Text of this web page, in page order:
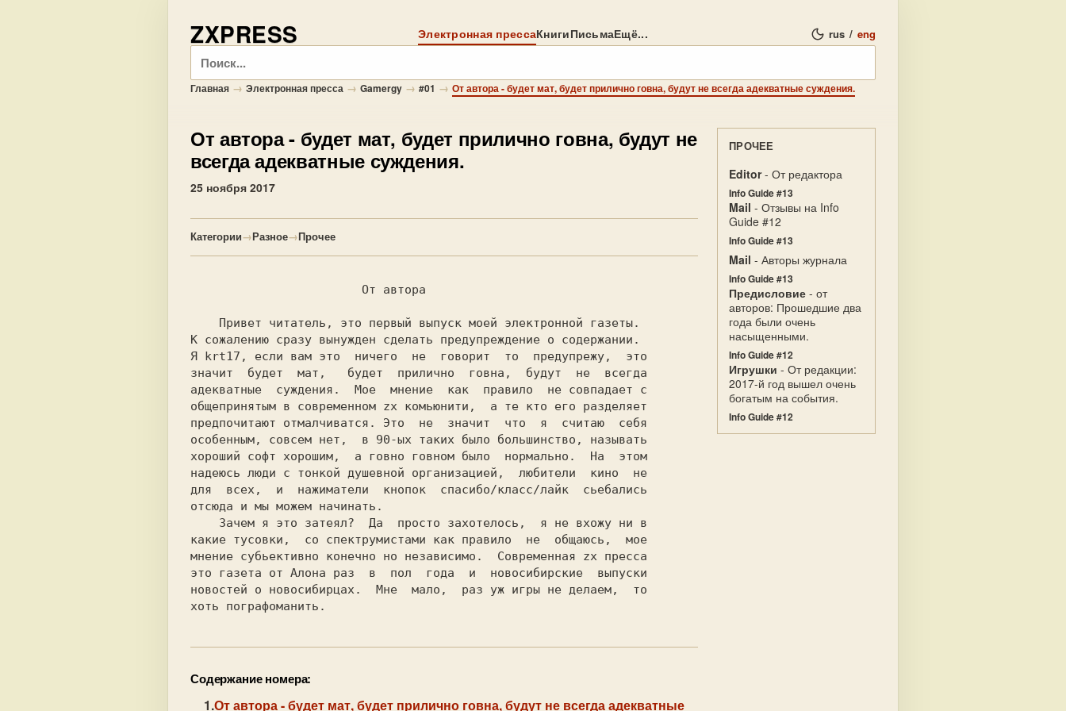
ZXPRESS Электронная прессаКнигиПисьмаЕщё... rus / eng
Поиск
Главная → Электронная пресса → Gamergy → #01 → От автора - будет мат, будет прилично говна, будут не всегда адекватные суждения.
От автора- будет мат, будет прилично говна, будут не
всегда адекватные суждения.
25 ноября 2017
Категории→Разное→Прочее
К сожалению сразу вынужден сделать предупреждение о содержании.
Я krt17, если вам это  ничего  не  говорит  то  предупрежу,  это
значит  будет  мат,   будет  прилично  говна,  будут  не  всегда
адекватные  суждения.  Мое  мнение  как  правило  не совпадает с
общепринятым в современном zx комьюнити,  а те кто его разделяет
предпочитают отмалчиватся. Это  не  значит  что  я  считаю  себя
особенным, совсем нет,  в 90-ых таких было большинство, называть
хороший софт хорошим,  а говно говном было  нормально.  На  этом
надеюсь люди с тонкой душевной организацией,  любители  кино  не
для  всех,  и  нажиматели  кнопок  спасибо/класс/лайк  сьебались
отсюда и мы можем начинать.
какие тусовки,  со спектрумистами как правило  не  общаюсь,  мое
мнение субьективно конечно но независимо.  Современная zx пресса
это газета от Алона раз  в  пол  года  и  новосибирские  выпуски
новостей о новосибирцах.  Мне  мало,  раз уж игры не делаем,  то
хоть пографоманить.
Содержание номера:
От автора- будет мат, будет прилично говна, будут не всегда адекватные
ПРОЧЕЕ
Editor- От редактора
Info Guide #13
Mail - Отзывы на Info
Guide #12
Info Guide #13
Mail - Авторы журнала
Info Guide #13
Предисловие - от
авторов: Прошедшие два
года были очень
насыщенными.
Info Guide #12
Игрушки - От редакции:
2017-й год вышел очень
богатым на события.
Info Guide #12